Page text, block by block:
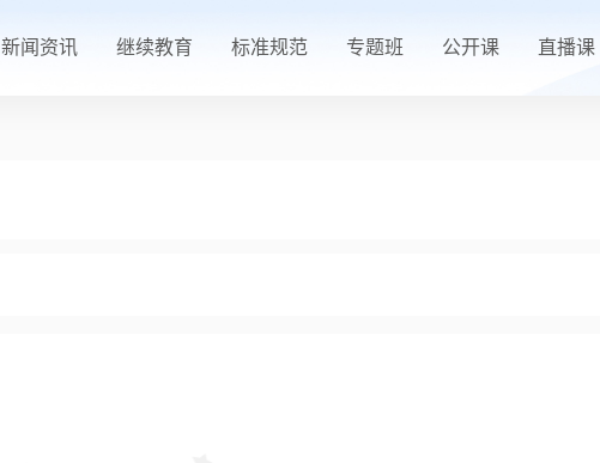
新闻资讯 继续教育 标准规范 专题班 公开课 直播课